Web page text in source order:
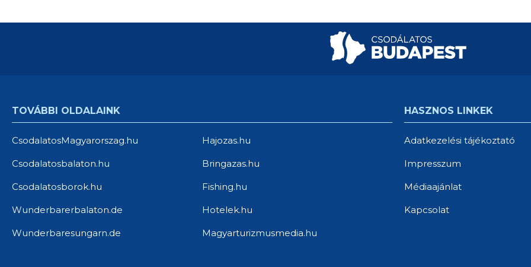
TOVÁBBI OLDALAINK
CsodalatosMagyarorszag.hu
Csodalatosbalaton.hu
Csodalatosborok.hu
Wunderbarerbalaton.de
Wunderbaresungarn.de
Hajozas.hu
Bringazas.hu
Fishing.hu
Hotelek.hu
Magyarturizmusmedia.hu
HASZNOS LINKEK
Adatkezelési tájékoztató
Impresszum
Médiaajánlat
Kapcsolat